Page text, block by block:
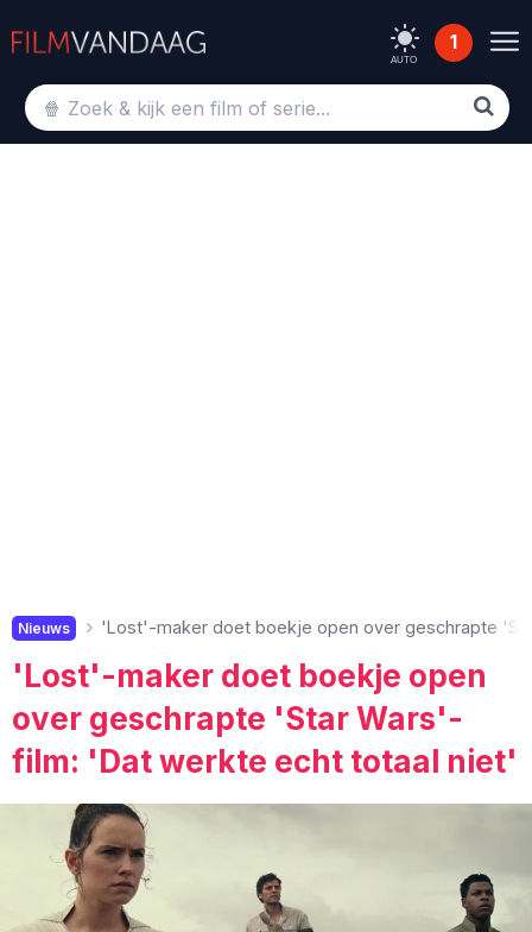
AUTO
1
Nieuws 'Lost'-maker doet boekje open over geschrapte
'Lost'-maker doet boekje open
over geschrapte 'Star Wars'-
film: 'Dat werkte echt totaal niet'